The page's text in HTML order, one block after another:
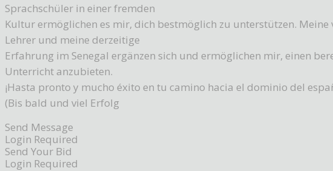
Sprachschüler in einer fremden
Kultur ermöglichen es mir, dich bestmöglich zu unterstützen.
Lehrer und meine derzeitige
Erfahrung im Senegal ergänzen sich und ermöglichen mir, einen
Unterricht anzubieten.
¡Hasta pronto y mucho éxito en tu camino hacia el dominio del
(Bis bald und viel Erfolg
Send Message
Login Required
Send Your Bid
Login Required